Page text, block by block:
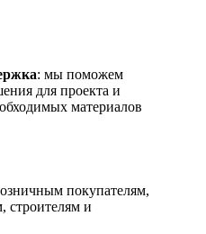
: мы поможем
для проекта и
материалов
покупателям,
строителям и